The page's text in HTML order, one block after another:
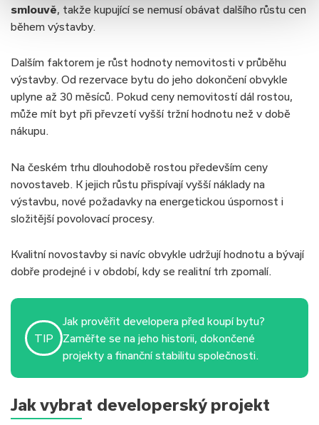
smlouvě, takže kupující se nemusí obávat dalšího růstu cen
během výstavby.
Dalším faktorem je růst hodnoty nemovitosti v průběhu
výstavby. Od rezervace bytu do jeho dokončení obvykle
uplyne až 30 měsíců. Pokud ceny nemovitostí dál rostou,
může mít byt při převzetí vyšší tržní hodnotu než v době
nákupu.
Na českém trhu dlouhodobě rostou především ceny
novostaveb. K jejich růstu přispívají vyšší náklady na
výstavbu, nové požadavky na energetickou úspornost i
složitější povolovací procesy.
Kvalitní novostavby si navíc obvykle udržují hodnotu a bývají
dobře prodejné i v období, kdy se realitní trh zpomalí.
TIP
Jak prověřit developera před koupí bytu?
Zaměřte se na jeho historii, dokončené
projekty a finanční stabilitu společnosti.
Jak vybrat developerský projekt